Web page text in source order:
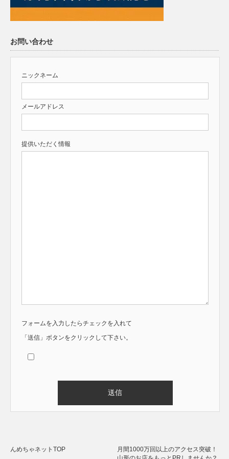
お問い合わせ
ニックネーム
メールアドレス
提供いただく情報
フォームを入力したらチェックを入れて
「送信」ボタンをクリックして下さい。
んめちゃネットTOP
月間1000万回以上のアクセス突破！